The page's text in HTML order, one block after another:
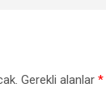
Gerekli alanlar*